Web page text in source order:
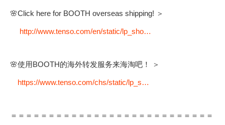
🌸Click here for BOOTH overseas shipping! ＞
http://www.tenso.com/en/static/lp_sho…
🌸使用BOOTH的海外转发服务来海淘吧！ ＞
https://www.tenso.com/chs/static/lp_s…
＝＝＝＝＝＝＝＝＝＝＝＝＝＝＝＝＝＝＝＝＝＝＝＝＝＝＝